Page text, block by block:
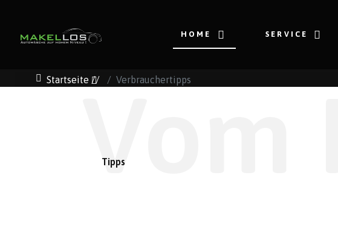
HOME SERVICE
Startseite // Verbrauchertipps
Tipps
Vom